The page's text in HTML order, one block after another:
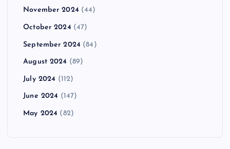
November 2024 (44)
October 2024 (47)
September 2024 (84)
August 2024 (89)
July 2024 (112)
June 2024 (147)
May 2024 (82)